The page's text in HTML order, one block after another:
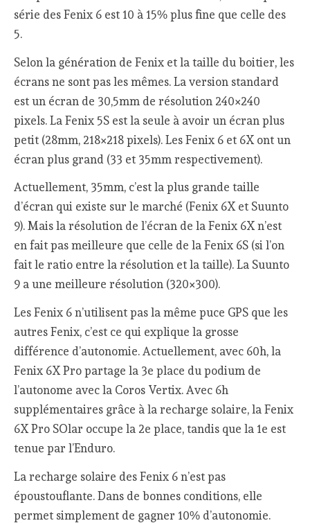
série des Fenix 6 est 10 à 15% plus fine que celle des
5.
Selon la génération de Fenix et la taille du boitier, les
écrans ne sont pas les mêmes. La version standard
est un écran de 30,5mm de résolution 240×240
pixels. La Fenix 5S est la seule à avoir un écran plus
petit (28mm, 218×218 pixels). Les Fenix 6 et 6X ont un
écran plus grand (33 et 35mm respectivement).
Actuellement, 35mm, c’est la plus grande taille
d’écran qui existe sur le marché (Fenix 6X et Suunto
9). Mais la résolution de l’écran de la Fenix 6X n’est
en fait pas meilleure que celle de la Fenix 6S (si l’on
fait le ratio entre la résolution et la taille). La Suunto
9 a une meilleure résolution (320×300).
Les Fenix 6 n’utilisent pas la même puce GPS que les
autres Fenix, c’est ce qui explique la grosse
différence d’autonomie. Actuellement, avec 60h, la
Fenix 6X Pro partage la 3e place du podium de
l’autonome avec la Coros Vertix. Avec 6h
supplémentaires grâce à la recharge solaire, la Fenix
6X Pro SOlar occupe la 2e place, tandis que la 1e est
tenue par l’Enduro.
La recharge solaire des Fenix 6 n’est pas
époustouflante. Dans de bonnes conditions, elle
permet simplement de gagner 10% d’autonomie.